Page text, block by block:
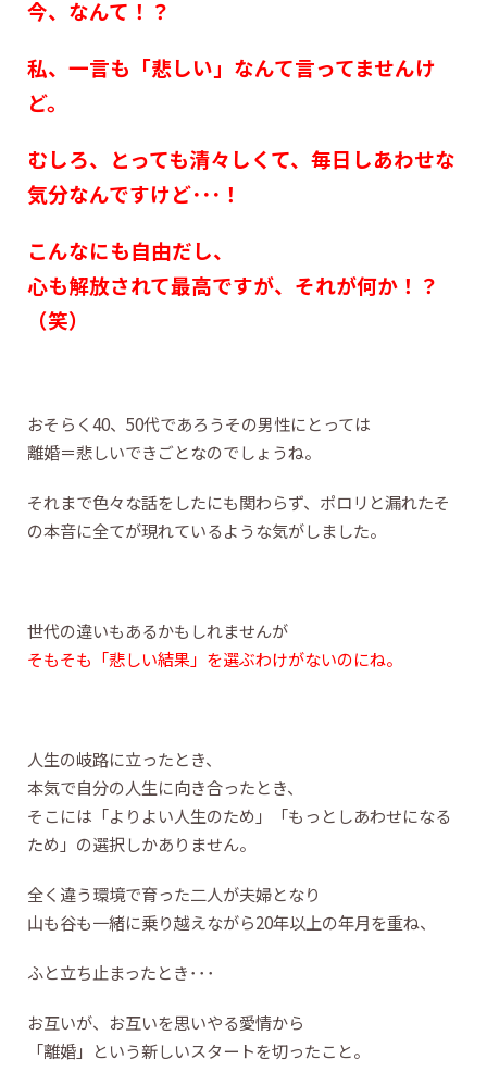
今、なんて！？
私、一言も「悲しい」なんて言ってませんけ
ど。
むしろ、とっても清々しくて、毎日しあわせな
気分なんですけど･･･！
こんなにも自由だし、
心も解放されて最高ですが、それが何か！？
（笑）
おそらく40、50代であろうその男性にとっては
離婚＝悲しいできごとなのでしょうね。
それまで色々な話をしたにも関わらず、ポロリと漏れたそ
の本音に全てが現れているような気がしました。
世代の違いもあるかもしれませんが
そもそも「悲しい結果」を選ぶわけがないのにね。
人生の岐路に立ったとき、
本気で自分の人生に向き合ったとき、
そこには「よりよい人生のため」「もっとしあわせになる
ため」の選択しかありません。
全く違う環境で育った二人が夫婦となり
山も谷も一緒に乗り越えながら20年以上の年月を重ね、
ふと立ち止まったとき･･･
お互いが、お互いを思いやる愛情から
「離婚」という新しいスタートを切ったこと。